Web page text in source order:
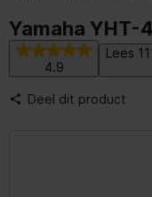
Yamaha YHT-
4.9
Lees
Deel dit product